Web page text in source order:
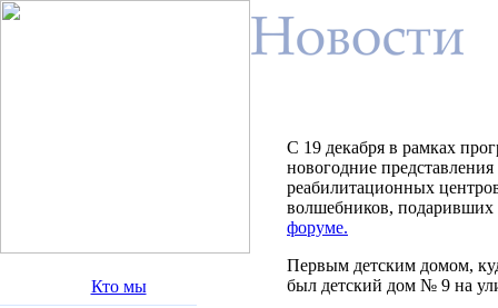
Кто мы
С 19 декабря в рамках
новогодние
реабилитационных
волшебников, подаривших
форуме.
Первым детским домом,
был детский дом № 9 на